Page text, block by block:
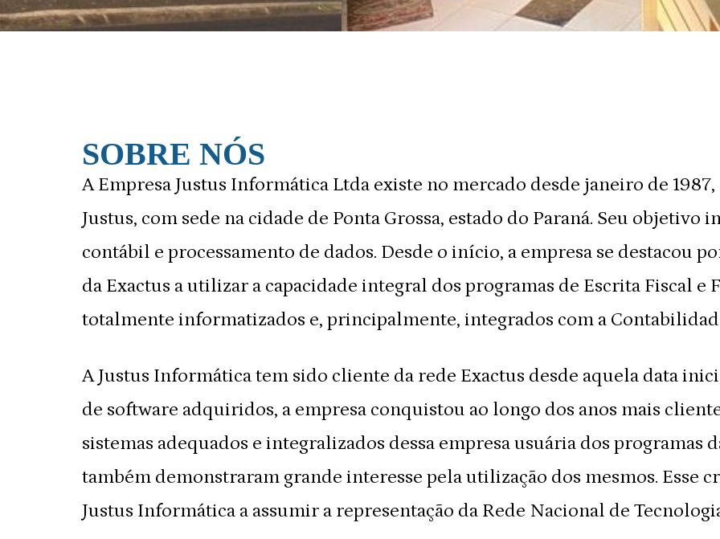
SOBRE NÓS
A Empresa Justus Informática Ltda existe no mercado desde janeiro de
Justus, com sede na cidade de Ponta Grossa, estado do Paraná. Seu objetivo
contábil e processamento de dados. Desde o início, a empresa se destacou
da Exactus a utilizar a capacidade integral dos programas de Escrita Fiscal e
totalmente informatizados e, principalmente, integrados com a
A Justus Informática tem sido cliente da rede Exactus desde aquela data
de software adquiridos, a empresa conquistou ao longo dos anos mais
sistemas adequados e integralizados dessa empresa usuária dos programas
também demonstraram grande interesse pela utilização dos mesmos. Esse
Justus Informática a assumir a representação da Rede Nacional de